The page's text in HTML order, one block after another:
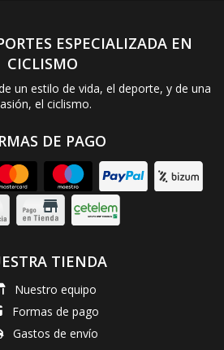
ESPECIALIZADA EN
CICLISMO
un estilo de vida, el deporte, y de una
el ciclismo.
DE PAGO
TIENDA
Nuestro equipo
Formas de pago
Gastos de envío